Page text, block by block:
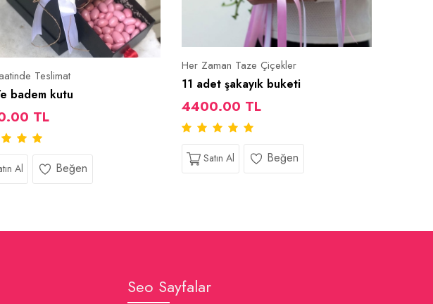
Teslimat
badem kutu
TL
Al Beğen
Her Zaman Taze Çiçekler
11 adet şakayık buketi
4400.00 TL
Satın Al Beğen
Seo Sayfalar